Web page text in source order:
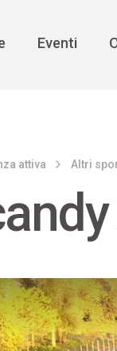
Eventi
attiva Altri